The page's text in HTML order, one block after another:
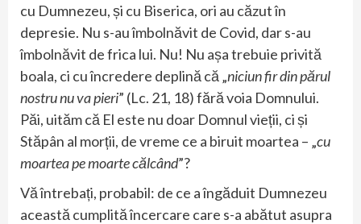
cu Dumnezeu, și cu Biserica, ori au căzut în
depresie. Nu s-au îmbolnăvit de Covid, dar s-au
îmbolnăvit de frica lui. Nu! Nu așa trebuie privită
boala, ci cu încredere deplină că „niciun fir din părul
nostru nu va pieri” (Lc. 21, 18) fără voia Domnului.
Păi, uităm că El este nu doar Domnul vieții, ci și
Stăpân al morții, de vreme ce a biruit moartea – „cu
moartea pe moarte călcând”?
Vă întrebați, probabil: de ce a îngăduit Dumnezeu
această cumplită încercare care s-a abătut asupra